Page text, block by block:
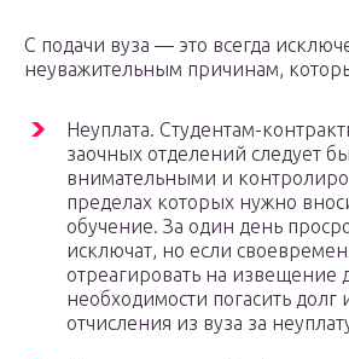
С подачи вуза — это всегда
неуважительным причинам,
Неуплата. Студентам-
заочных отделений следует
внимательными и
пределах которых нужно
обучение. За один день
исключат, но если
отреагировать на извещение
необходимости погасить долг
отчисления из вуза за